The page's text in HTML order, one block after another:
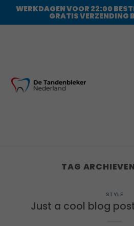
WERKDAGEN VOOR 22:00
GRATIS VERZENDING
TAG
STYLE
Just a cool blog